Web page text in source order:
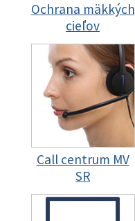
Ochrana mäkkých
cieľov
Call centrum MV
SR